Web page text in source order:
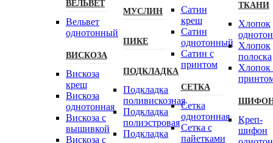
ВЕЛЬВЕТ
Вельвет
однотонный
ВИСКОЗА
Вискоза
креш
Вискоза
однотонная
Вискоза с
вышивкой
Вискоза с
МУСЛИН
ПИКЕ
ПОДКЛАДКА
Подкладка
поливискозная
Подкладка
полиэстровая
Подкладка
Сатин
креш
Сатин
однотонный
Сатин с
принтом
СЕТКА
Сетка
однотонная
Сетка с
пайетками
ТКАНИ
Хлопок
Хлопок
полоска
Хлопок
Креп-
шифон